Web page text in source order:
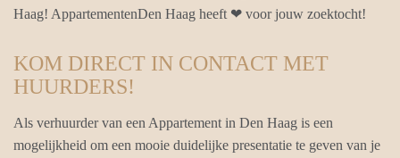
Haag! AppartementenDen Haag heeft ❤ voor jouw zoektocht!
KOM DIRECT IN CONTACT MET
HUURDERS!
Als verhuurder van een Appartement in Den Haag is een
mogelijkheid om een mooie duidelijke presentatie te geven van je